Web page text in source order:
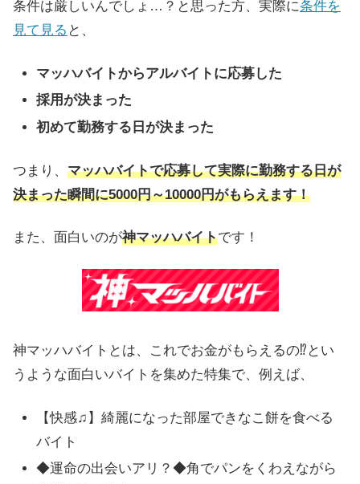
条件は厳しいんでしょ…？と思った方、実際に条件を
見て見る と、
マッハバイトからアルバイトに応募した
採用が決まった
初めて勤務する日が決まった
つまり、 マッハバイトで応募して実際に勤務する日が
決まった瞬間に5000円～10000円がもらえます！
また、面白いのが神マッハバイトです！
神マッハバイトとは、これでお金がもらえるの⁉とい
うような面白いバイトを集めた特集で、例えば、
【快感♫】綺麗になった部屋できなこ餅を食べる
バイト
◆運命の出会いアリ？◆角でパンをくわえながら